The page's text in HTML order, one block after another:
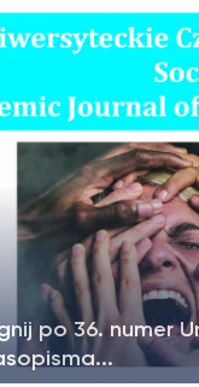
po 36. numer